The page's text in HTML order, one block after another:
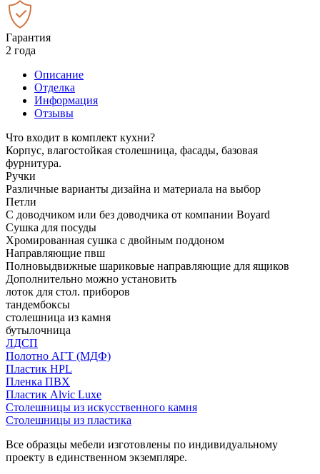
Гарантия
2 года
Описание
Отделка
Информация
Отзывы
Что входит в комплект кухни?
Корпус, влагостойкая столешница, фасады, базовая
фурнитура.
Ручки
Различные варианты дизайна и материала на выбор
Петли
С доводчиком или без доводчика от компании Boyard
Сушка для посуды
Хромированная сушка с двойным поддоном
Направляющие пвш
Полновыдвижные шариковые направляющие для ящиков
Дополнительно можно установить
лоток для стол. приборов
тандембоксы
столешница из камня
бутылочница
ЛДСП
Полотно АГТ (МДФ)
Пластик HPL
Пленка ПВХ
Пластик Alvic Luxe
Столешницы из искусственного камня
Столешницы из пластика
Все образцы мебели изготовлены по индивидуальному
проекту в единственном экземпляре.